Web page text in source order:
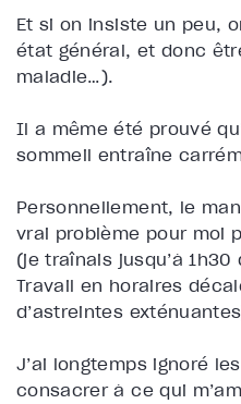
Et si on insiste un peu,
état général, et donc
maladie…).
Il a même été prouvé
sommeil entraîne
Personnellement, le
vrai problème pour moi
(je traînais jusqu’à
Travail en horaires
d’astreintes
J’ai longtemps ignoré
consacrer à ce qui